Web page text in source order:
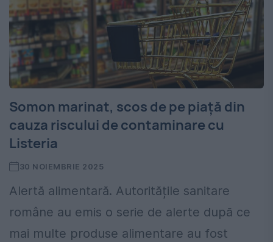
Somon marinat, scos de pe piață din
cauza riscului de contaminare cu
Listeria
30 NOIEMBRIE 2025
Alertă alimentară. Autoritățile sanitare
române au emis o serie de alerte după ce
mai multe produse alimentare au fost